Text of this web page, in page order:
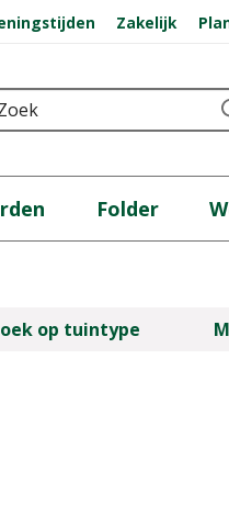
Zakelijk
Folder
op tuintype